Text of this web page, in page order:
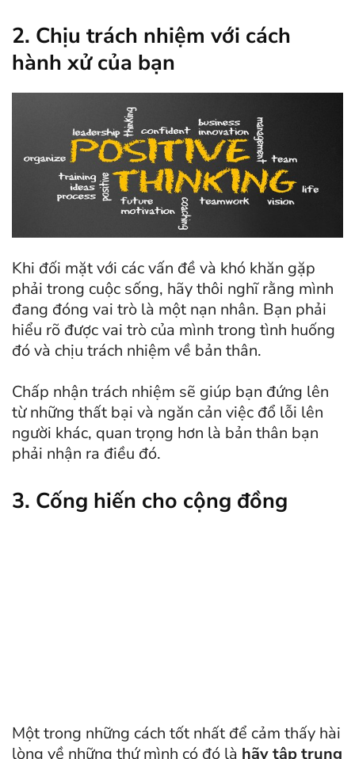
2. Chịu trách nhiệm với cách
hành xử của bạn
Khi đối mặt với các vấn đề và khó khăn gặp
phải trong cuộc sống, hãy thôi nghĩ rằng mình
đang đóng vai trò là một nạn nhân. Bạn phải
hiểu rõ được vai trò của mình trong tình huống
đó và chịu trách nhiệm về bản thân.
Chấp nhận trách nhiệm sẽ giúp bạn đứng lên
từ những thất bại và ngăn cản việc đổ lỗi lên
người khác, quan trọng hơn là bản thân bạn
phải nhận ra điều đó.
3. Cống hiến cho cộng đồng
Một trong những cách tốt nhất để cảm thấy hài
lòng về những thứ mình có đó là hãy tập trung